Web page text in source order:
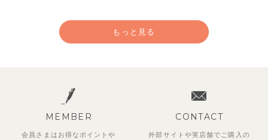
もっと見る
MEMBER
会員さまはお得なポイントや
CONTACT
外部サイトや実店舗でご購入の